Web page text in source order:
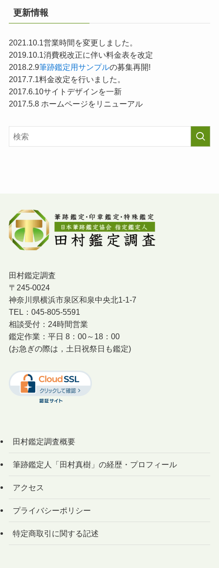
更新情報
2021.10.1営業時間を変更しました。
2019.10.1消費税改正に伴い料金表を改定
2018.2.9筆跡鑑定用サンプルの募集再開!
2017.7.1料金改定を行いました。
2017.6.10サイトデザインを一新
2017.5.8 ホームページをリニューアル
田村鑑定調査
〒245-0024
神奈川県横浜市泉区和泉中央北1-1-7
TEL：045-805-5591
相談受付：24時間営業
鑑定作業：平日 8：00～18：00
(お急ぎの際は，土日祝祭日も鑑定)
田村鑑定調査概要
筆跡鑑定人「田村真樹」の経歴・プロフィール
アクセス
プライバシーポリシー
特定商取引に関する記述